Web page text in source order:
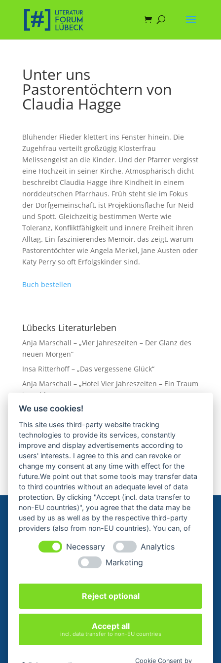
Unter uns
Pastorentöchtern von
Claudia Hagge
Blühender Flieder klettert ins Fenster hinein. Die
Zugehfrau verteilt großzügig Klosterfrau
Melissengeist an die Kinder. Und der Pfarrer vergisst
eine Hochzeit in seiner Kirche. Atmosphärisch dicht
beschreibt Claudia Hagge ihre Kindheit in einem
norddeutschen Pfarrhaus. Früh steht sie im Fokus
der Dorfgemeinschaft, ist Projektionsfläche für Neid
und Spott. Gleichzeitig bestimmen Werte wie
Toleranz, Konfliktfähigkeit und innere Freiheit ihren
Alltag. Ein faszinierendes Memoir, das zeigt, warum
Pastorentöchter wie Angela Merkel, Jane Austen oder
Katy Perry so oft Erfolgskinder sind.
Buch bestellen
Lübecks Literaturleben
Anja Marschall – „Vier Jahreszeiten – Der Glanz des
neuen Morgen“
Insa Ritterhoff – „Das vergessene Glück“
Anja Marschall – „Hotel Vier Jahreszeiten – Ein Traum
in Gold“
Eva Almstädt „Ostseedämmerung“
Leo Hansen – „Napoli am Ostseestrand“
Nächste Veranstaltung
Cookie-Einstellungen ändern
KONTAKT
ZAHLUNGSARTEN
WIDERRUFSBELEHRUNG
AGB
DATENSCHUTZERKLÄRUNG
IMPRESSUM
We use cookies!
This site uses third-party website tracking
technologies to provide its services, constantly
improve and display advertisements according to
users' interests. I agree to this and can revoke or
change my consent at any time with effect for the
future.We point out that some tools may transfer data
to third countries without an adequate level of data
protection. By clicking "Accept (incl. data transfer to
non-EU countries)", you agree that the data may be
used by us as well as by the respective third-party
providers (also from non-EU countries). You can, of
Necessary
Analytics
Marketing
Reject optional
Accept all
incl. data transfer to non-EU countries
Cookie Consent by